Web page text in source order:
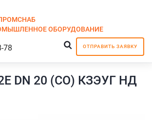
ОБОРУДОВАНИЕ
ОТПРАВИТЬ ЗАЯВКУ
78
DN 20 (СО) КЗЭУГ НД